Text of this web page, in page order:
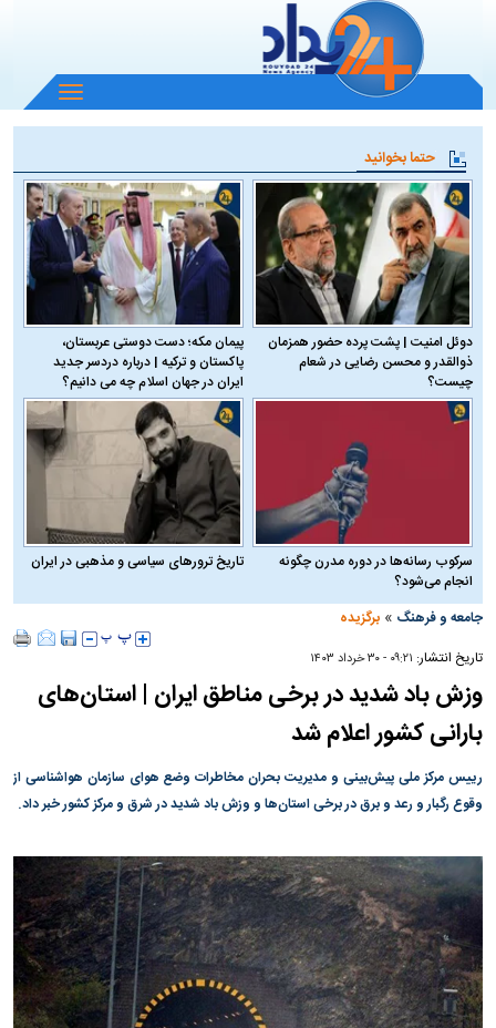
باز
و
منو
حتما بخوانید
دوئل امنیت | پشت پرده حضور همزمان
ذوالقدر و محسن رضایی در شعام
چیست؟
پیمان مکه؛ دست دوستی عربستان،
پاکستان و ترکیه | درباره دردسر جدید
ایران در جهان اسلام چه می دانیم؟
سرکوب رسانه‌ها در دوره مدرن چگونه
انجام می‌شود؟
تاریخ ترورهای سیاسی و مذهبی در ایران
جامعه و فرهنگ »برگزیده
تاریخ انتشار: ۰۹:۲۱ - ۳۰ خرداد ۱۴۰۳
وزش باد شدید در برخی مناطق ایران | استان‌های
بارانی کشور اعلام شد
رییس مرکز ملی پیش‌بینی و مدیریت بحران مخاطرات وضع هوای سازمان هواشناسی از
وقوع رگبار و رعد و برق در برخی استان‌ها و وزش باد شدید در شرق و مرکز کشور خبر داد.